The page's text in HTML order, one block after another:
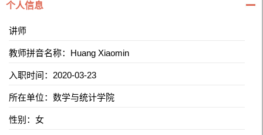
个人信息
讲师
教师拼音名称：Huang Xiaomin
入职时间：2020-03-23
所在单位：数学与统计学院
性别：女